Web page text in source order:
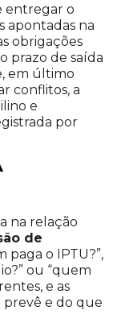
entregar o
apontadas na
obrigações
prazo de saída
em último
conflitos, a
e
por
na relação
de
paga o IPTU?”,
ou “quem
e as
prevê e do que